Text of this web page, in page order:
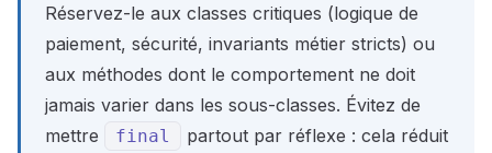
Réservez-le aux classes critiques (logique de
paiement, sécurité, invariants métier stricts) ou
aux méthodes dont le comportement ne doit
jamais varier dans les sous-classes. Évitez de
mettre
final
partout par réflexe : cela réduit